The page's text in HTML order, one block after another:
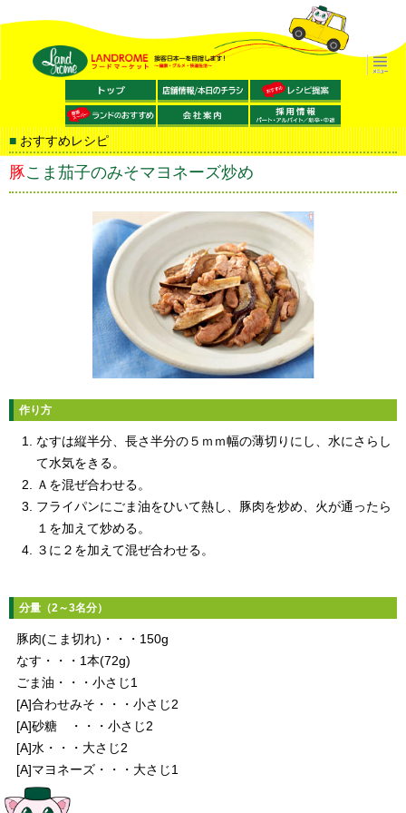
おすすめレシピ
豚こま茄子のみそマヨネーズ炒め
作り方
なすは縦半分、長さ半分の５ｍｍ幅の薄切りにし、水にさらし
て水気をきる。
Ａを混ぜ合わせる。
フライパンにごま油をひいて熱し、豚肉を炒め、火が通ったら
１を加えて炒める。
３に２を加えて混ぜ合わせる。
分量（2～3名分）
豚肉(こま切れ)・・・150g
なす・・・1本(72g)
ごま油・・・小さじ1
[A]合わせみそ・・・小さじ2
[A]砂糖 ・・・小さじ2
[A]水・・・大さじ2
[A]マヨネーズ・・・大さじ1